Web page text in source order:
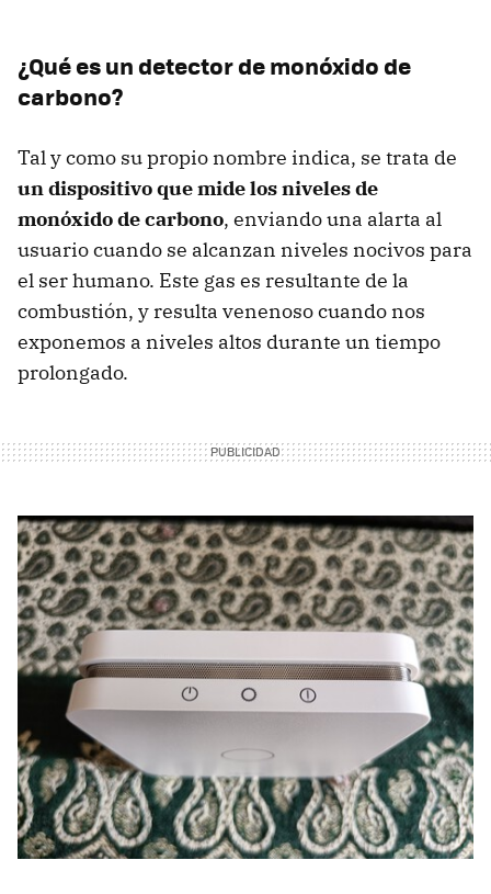
¿Qué es un detector de monóxido de
carbono?
Tal y como su propio nombre indica, se trata de
un dispositivo que mide los niveles de
monóxido de carbono, enviando una alarta al
usuario cuando se alcanzan niveles nocivos para
el ser humano. Este gas es resultante de la
combustión, y resulta venenoso cuando nos
exponemos a niveles altos durante un tiempo
prolongado.